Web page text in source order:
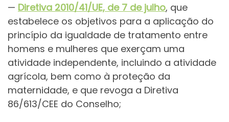
— Diretiva 2010/41/UE, de 7 de julho, que
estabelece os objetivos para a aplicação do
princípio da igualdade de tratamento entre
homens e mulheres que exerçam uma
atividade independente, incluindo a atividade
agrícola, bem como à proteção da
maternidade, e que revoga a Diretiva
86/613/CEE do Conselho;